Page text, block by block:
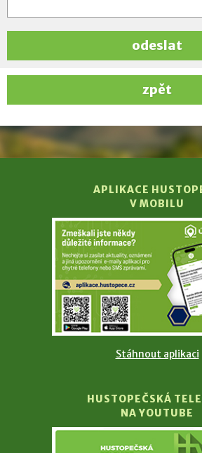
odeslat
zpět
APLIKACE
V MOBILU
Stáhnout aplikaci
HUSTOPEČSKÁ
NA YOUTUBE